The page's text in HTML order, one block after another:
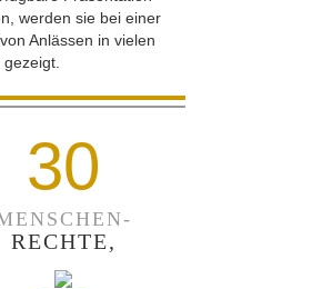
werden sie bei einer
Anlässen in vielen
gezeigt.
30
RECHTE,